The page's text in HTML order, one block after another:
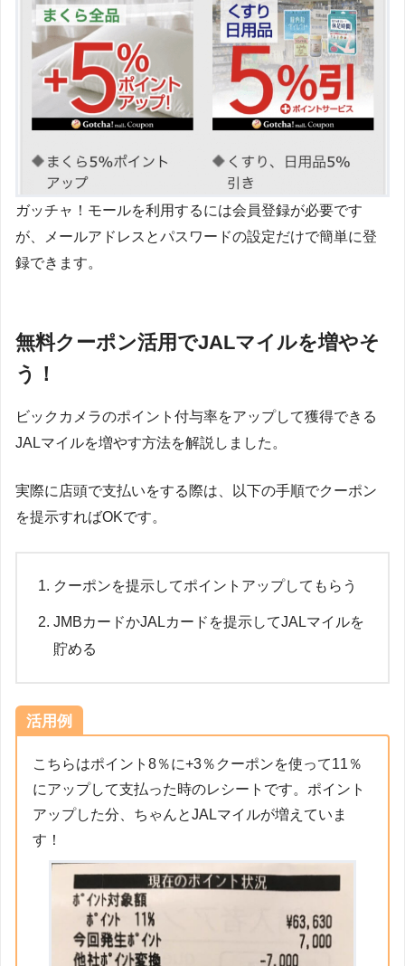
ガッチャ！モールを利用するには会員登録が必要です
が、メールアドレスとパスワードの設定だけで簡単に登
録できます。
無料クーポン活用でJALマイルを増やそ
う！
ビックカメラのポイント付与率をアップして獲得できる
JALマイルを増やす方法を解説しました。
実際に店頭で支払いをする際は、以下の手順でクーポン
を提示すればOKです。
クーポンを提示してポイントアップしてもらう
JMBカードかJALカードを提示してJALマイルを
貯める
活用例
こちらはポイント8％に+3％クーポンを使って11％
にアップして支払った時のレシートです。ポイント
アップした分、ちゃんとJALマイルが増えていま
す！